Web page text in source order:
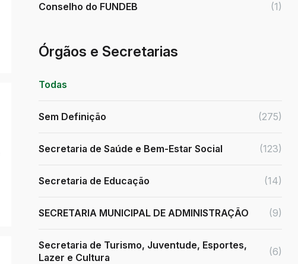
Conselho do FUNDEB (1)
Órgãos e Secretarias
Todas
Sem Definição (275)
Secretaria de Saúde e Bem-Estar Social (123)
Secretaria de Educação (14)
SECRETARIA MUNICIPAL DE ADMINISTRAÇÃO (9)
Secretaria de Turismo, Juventude, Esportes,
Lazer e Cultura
(6)